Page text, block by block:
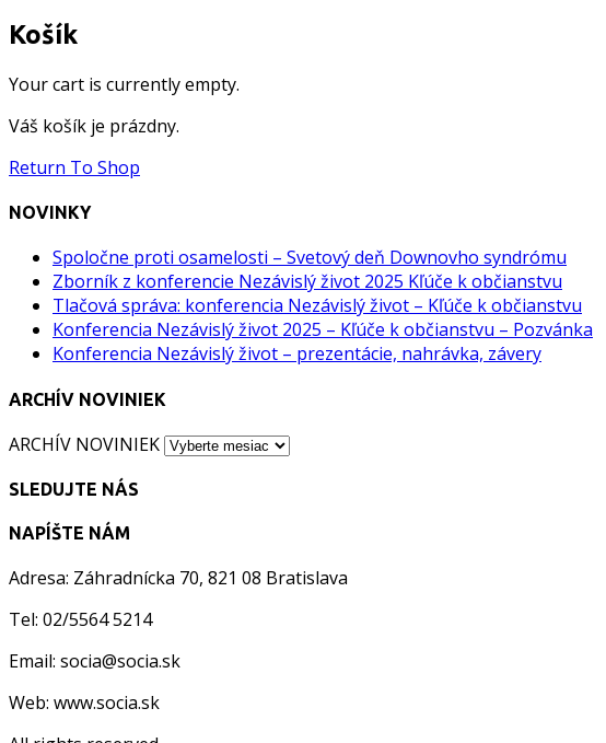
Košík
Your cart is currently empty.
Váš košík je prázdny.
Return To Shop
NOVINKY
Spoločne proti osamelosti – Svetový deň Downovho syndrómu
Zborník z konferencie Nezávislý život 2025 Kľúče k občianstvu
Tlačová správa: konferencia Nezávislý život – Kľúče k občianstvu
Konferencia Nezávislý život 2025 – Kľúče k občianstvu – Pozvánka
Konferencia Nezávislý život – prezentácie, nahrávka, závery
ARCHÍV NOVINIEK
ARCHÍV NOVINIEK
SLEDUJTE NÁS
NAPÍŠTE NÁM
Adresa: Záhradnícka 70, 821 08 Bratislava
Tel: 02/5564 5214
Email: socia@socia.sk
Web: www.socia.sk